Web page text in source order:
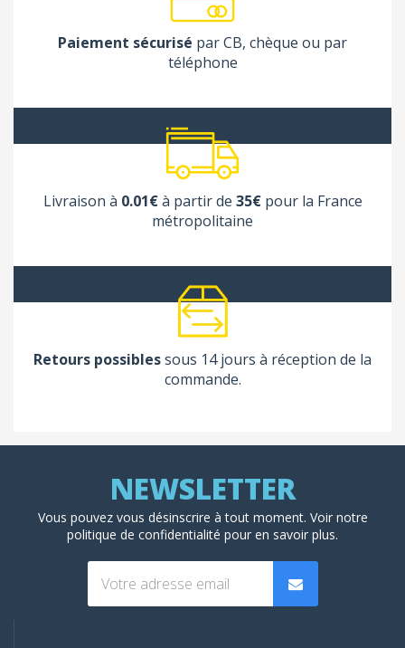
Paiement sécurisé par CB, chèque ou par
téléphone
Livraison à 0.01€à partir de 35€pour la France
métropolitaine
Retours possiblessous 14 jours à réception de la
commande.
Vous pouvez vous désinscrire à tout moment. Voir notre
politique de confidentialité pour en savoir plus.